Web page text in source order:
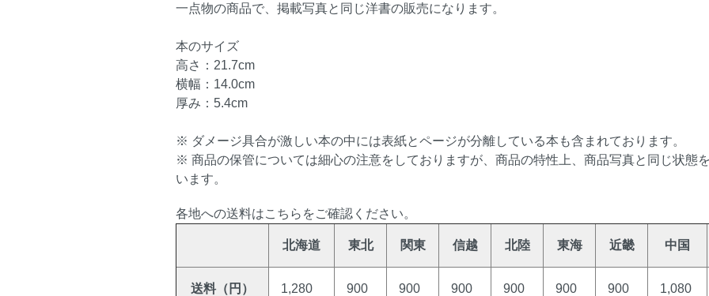
一点物の商品で、掲載写真と同じ洋書の販売になります。
本のサイズ
高さ：21.7cm
横幅：14.0cm
厚み：5.4cm
※ ダメージ具合が激しい本の中には表紙とページが分離している本も含まれております。
※ 商品の保管については細心の注意をしておりますが、商品の特性上、商品写真と同じ状態
います。
各地への送料はこちらをご確認ください。
北海道 東北 関東 信越 北陸 東海 近畿 中国
送料（円） 1,280 900 900 900 900 900 900 1,080